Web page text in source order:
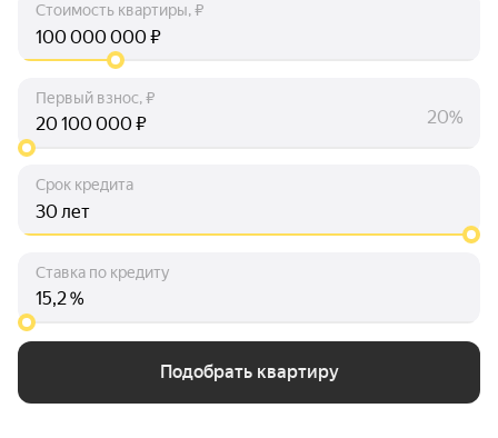
Стоимость квартиры, ₽
₽
Первый взнос, ₽
₽ 20%
Срок кредита
лет
Ставка по кредиту
%
Подобрать квартиру